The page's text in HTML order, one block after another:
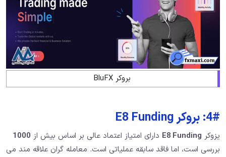
بروکر BluFX
4#: بروکر E8 Funding
یزوکر E8 Funding دارای امتیاز اعتماد عالی بر اساس بیش از 1000
بررسی است، اما فاقد سابقه عملیاتی است. معامله گران علاقه مند می